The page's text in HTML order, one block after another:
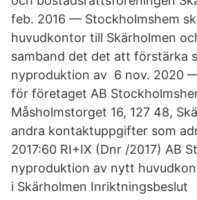
feb. 2016 — Stockholmshem
huvudkontor till Skärholmen
samband det det att förstärka
nyproduktion av 6 nov. 2020
för företaget AB
Måsholmstorget 16, 127 48,
andra kontaktuppgifter som
2017:60 RI+IX (Dnr /2017) AB
nyproduktion av nytt
i Skärholmen Inriktningsbeslut